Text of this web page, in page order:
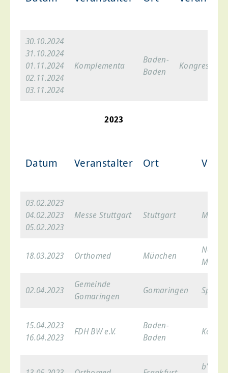
30.10.2024
31.10.2024
01.11.2024
02.11.2024
03.11.2024
Komplementa
Baden-
Baden
2023
Datum Veranstalter Ort
03.02.2023
04.02.2023
05.02.2023
Messe Stuttgart Stuttgart
18.03.2023 Orthomed München
Messe
02.04.2023
Gemeinde
Gomaringen
Gomaringen Sport-
15.04.2023
16.04.2023
FDH BW e.V.
Baden-
Baden